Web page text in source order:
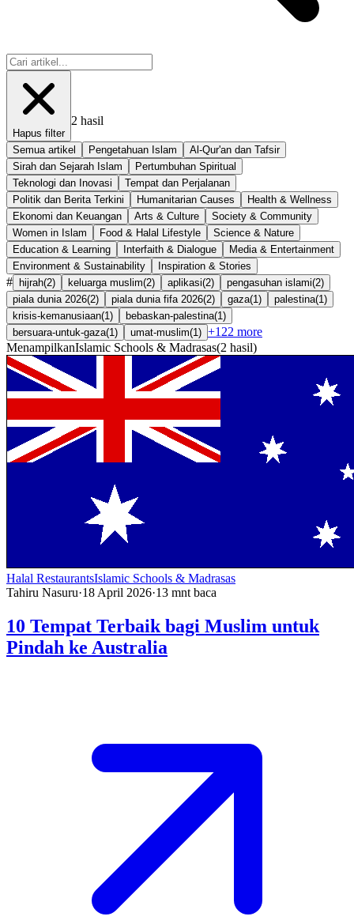
Hapus filter
2 hasil
Semua artikel Pengetahuan Islam
Al-Qur'an dan Tafsir
Sirah dan Sejarah Islam
Pertumbuhan Spiritual
Teknologi dan Inovasi
Tempat dan Perjalanan
Politik dan Berita Terkini
Humanitarian Causes
Health & Wellness
Ekonomi dan Keuangan
Arts & Culture
Society & Community
Women in Islam
Food & Halal Lifestyle
Science & Nature
Education & Learning
Interfaith & Dialogue
Media & Entertainment
Environment & Sustainability
Inspiration & Stories
# hijrah(2) keluarga muslim(2) aplikasi(2) pengasuhan islami(2)
piala dunia 2026(2) piala dunia fifa 2026(2) gaza(1 ) palestina(1 )
krisis-kemanusiaan(1 ) bebaskan-palestina(1 )
bersuara-untuk-gaza(1 ) umat-muslim(1 ) +122 more
MenampilkanIslamic Schools & Madrasas(2 hasil)
Halal RestaurantsIslamic Schools & Madrasas
Tahiru Nasuru·18 April 2026·13 mnt baca
10 Tempat Terbaik bagi Muslim untuk
Pindah ke Australia